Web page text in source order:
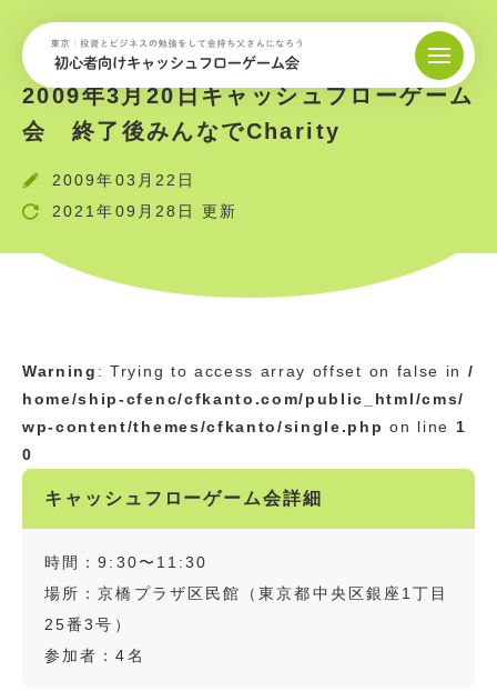
2009年3月20日キャッシュフローゲーム
会 終了後みんなでCharity
2009年03月22日
2021年09月28日 更新
Warning : Trying to access array offset on false in /
home/ship-cfenc/cfkanto.com/public_html/cms/
wp-content/themes/cfkanto/single.php on line 1
0
キャッシュフローゲーム会詳細
時間：9:30〜11:30
場所：京橋プラザ区民館（東京都中央区銀座1丁目
25番3号）
参加者：4名